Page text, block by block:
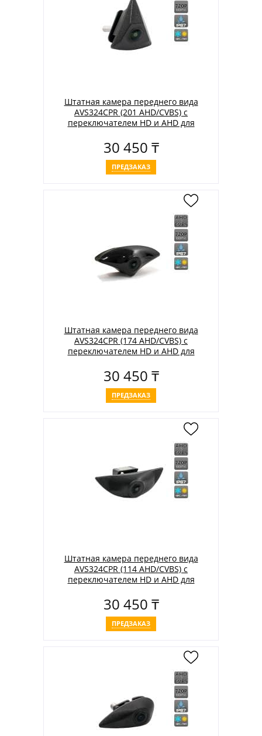
Штатная камера переднего вида
AVS324CPR (201 AHD/CVBS) с
переключателем HD и AHD для
30 450 ₸
ПРЕДЗАКАЗ
Штатная камера переднего вида
AVS324CPR (174 AHD/CVBS) с
переключателем HD и AHD для
30 450 ₸
ПРЕДЗАКАЗ
Штатная камера переднего вида
AVS324CPR (114 AHD/CVBS) с
переключателем HD и AHD для
30 450 ₸
ПРЕДЗАКАЗ